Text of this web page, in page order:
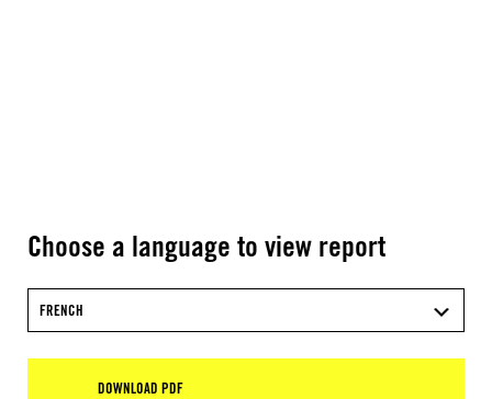
Choose a language to view report
FRENCH
DOWNLOAD PDF